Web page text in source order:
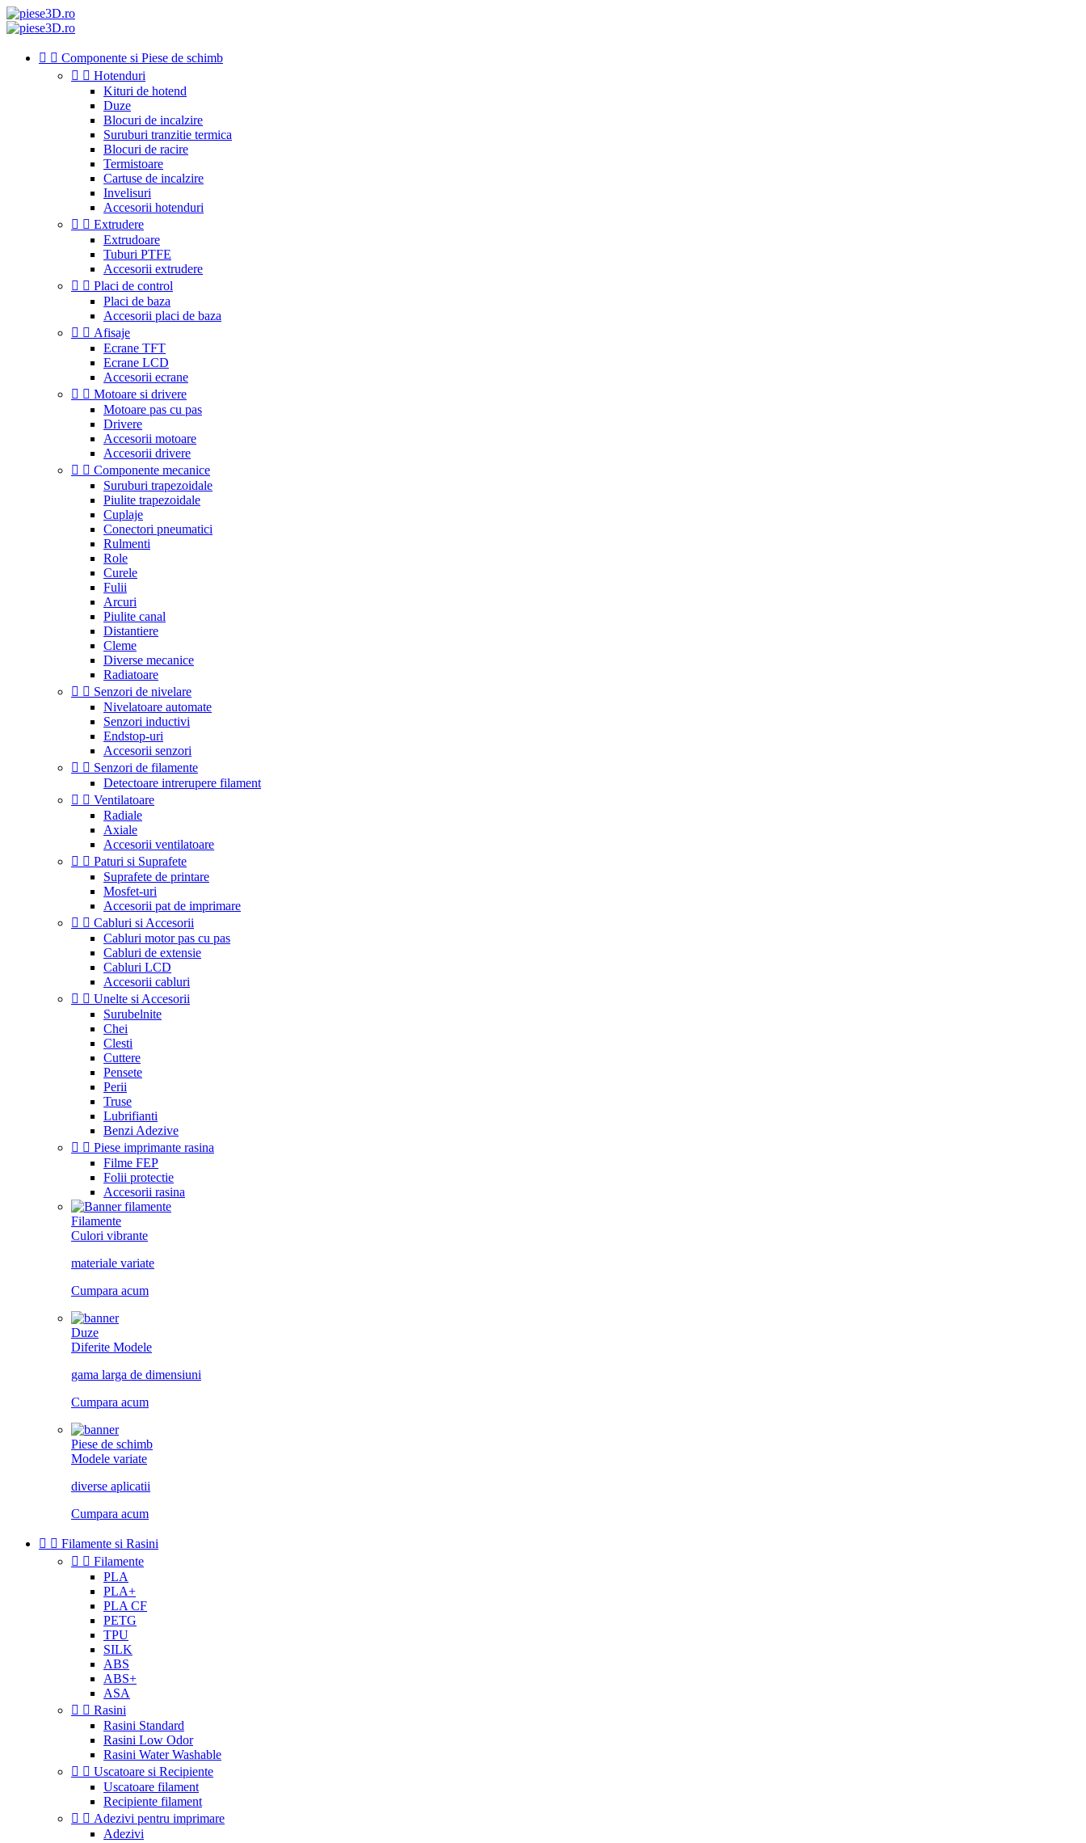
  Componente si Piese de schimb
  Hotenduri
Kituri de hotend
Duze
Blocuri de incalzire
Suruburi tranzitie termica
Blocuri de racire
Termistoare
Cartuse de incalzire
Invelisuri
Accesorii hotenduri
  Extrudere
Extrudoare
Tuburi PTFE
Accesorii extrudere
  Placi de control
Placi de baza
Accesorii placi de baza
  Afisaje
Ecrane TFT
Ecrane LCD
Accesorii ecrane
  Motoare si drivere
Motoare pas cu pas
Drivere
Accesorii motoare
Accesorii drivere
  Componente mecanice
Suruburi trapezoidale
Piulite trapezoidale
Cuplaje
Conectori pneumatici
Rulmenti
Role
Curele
Fulii
Arcuri
Piulite canal
Distantiere
Cleme
Diverse mecanice
Radiatoare
  Senzori de nivelare
Nivelatoare automate
Senzori inductivi
Endstop-uri
Accesorii senzori
  Senzori de filamente
Detectoare intrerupere filament
  Ventilatoare
Radiale
Axiale
Accesorii ventilatoare
  Paturi si Suprafete
Suprafete de printare
Mosfet-uri
Accesorii pat de imprimare
  Cabluri si Accesorii
Cabluri motor pas cu pas
Cabluri de extensie
Cabluri LCD
Accesorii cabluri
  Unelte si Accesorii
Surubelnite
Chei
Clesti
Cuttere
Pensete
Perii
Truse
Lubrifianti
Benzi Adezive
  Piese imprimante rasina
Filme FEP
Folii protectie
Accesorii rasina
Filamente
Culori vibrante
materiale variate
Cumpara acum
Duze
Diferite Modele
gama larga de dimensiuni
Cumpara acum
Piese de schimb
Modele variate
diverse aplicatii
Cumpara acum
  Filamente si Rasini
  Filamente
PLA
PLA+
PLA CF
PETG
TPU
SILK
ABS
ABS+
ASA
  Rasini
Rasini Standard
Rasini Low Odor
Rasini Water Washable
  Uscatoare si Recipiente
Uscatoare filament
Recipiente filament
  Adezivi pentru imprimare
Adezivi